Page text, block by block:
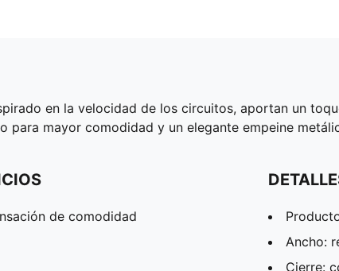
en la velocidad de los circuitos, aportan un
para mayor comodidad y un elegante empeine
de comodidad
Ancho:
Cierre: